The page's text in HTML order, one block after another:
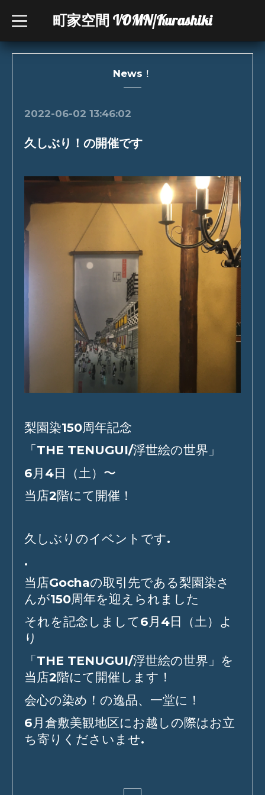
町家空間 VOMN/Kurashiki
t
o
g
l
News！
2022-06-02 13:46:02
久しぶり！の開催です
梨園染150周年記念
「 THE TENUGUI/浮世絵の世界」
6 月 4日（土）〜
当店2階にて開催！
久しぶりのイベントです.
.
当店Gochaの取引先である梨園染さ
んが150周年を迎えられました
それを記念しまして6月 4日（土）よ
り
「 THE TENUGUI/浮世絵の世界」を
当店2階にて開催します！
会心の染め！の逸品、一堂に！
6 月倉敷美観地区にお越しの際はお立
ち寄りくださいませ.